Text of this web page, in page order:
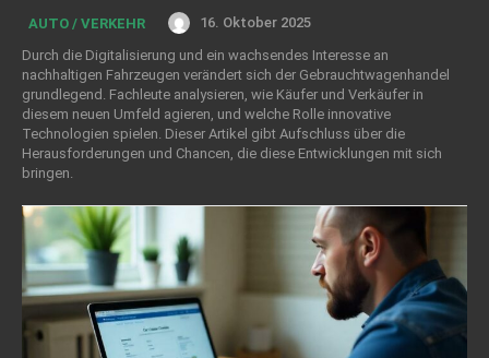
AUTO / VERKEHR
16. Oktober 2025
Durch die Digitalisierung und ein wachsendes Interesse an
nachhaltigen Fahrzeugen verändert sich der Gebrauchtwagenhandel
grundlegend. Fachleute analysieren, wie Käufer und Verkäufer in
diesem neuen Umfeld agieren, und welche Rolle innovative
Technologien spielen. Dieser Artikel gibt Aufschluss über die
Herausforderungen und Chancen, die diese Entwicklungen mit sich
bringen.